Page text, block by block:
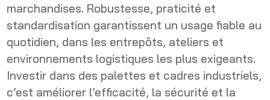
marchandises. Robustesse, praticité et
standardisation garantissent un usage fiable au
quotidien, dans les entrepôts, ateliers et
environnements logistiques les plus exigeants.
Investir dans des palettes et cadres industriels,
c’est améliorer l’efficacité, la sécurité et la